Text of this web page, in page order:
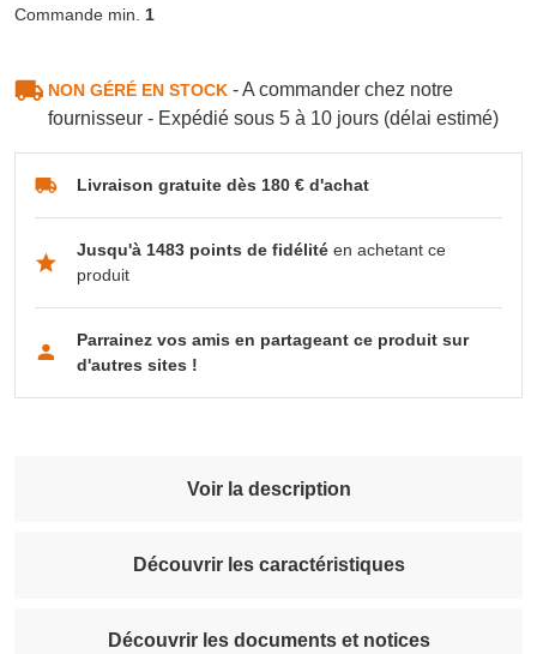
Commande min. 1
NON GÉRÉ EN STOCK- A commander chez notre
fournisseur - Expédié sous 5 à 10 jours (délai estimé)
Livraison gratuite dès 180 € d'achat
Jusqu'à 1483 points de fidélitéen achetant ce
produit
Parrainez vos amis en partageant ce produit sur
d'autres sites !
Voir la description
Découvrir les caractéristiques
Découvrir les documents et notices